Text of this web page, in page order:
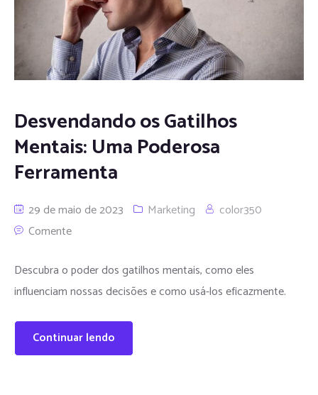
Desvendando os Gatilhos
Mentais: Uma Poderosa
Ferramenta
29 de maio de 2023 Marketing
color350
Comente
Descubra o poder dos gatilhos mentais, como eles
influenciam nossas decisões e como usá-los eficazmente.
Continuar lendo